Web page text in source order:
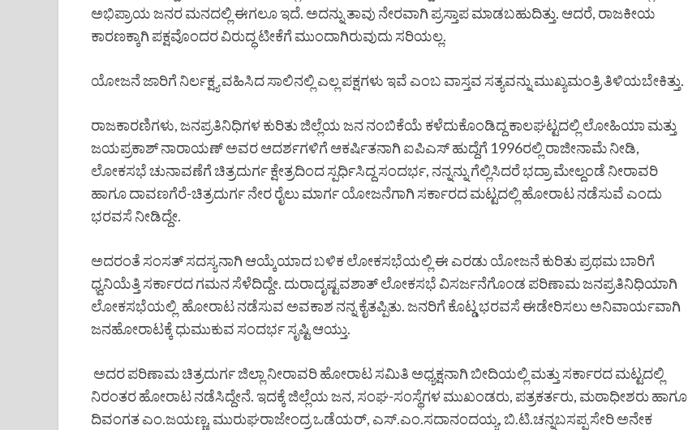
ಅಭಿಪ್ರಾಯ ಜನರ ಮನದಲ್ಲಿ ಈಗಲೂ ಇದೆ. ಅದನ್ನು ತಾವು ನೇರವಾಗಿ ಪ್ರಸ್ತಾಪ ಮಾಡಬಹುದಿತ್ತು. ಆದರೆ, ರಾಜಕೀಯ
ಕಾರಣಕ್ಕಾಗಿ ಪಕ್ಷವೊಂದರ ವಿರುದ್ಧ ಟೀಕೆಗೆ ಮುಂದಾಗಿರುವುದು ಸರಿಯಲ್ಲ.
ಯೋಜನೆ ಜಾರಿಗೆ ನಿರ್ಲಕ್ಷ್ಯ ವಹಿಸಿದ ಸಾಲಿನಲ್ಲಿ ಎಲ್ಲ ಪಕ್ಷಗಳು ಇವೆ ಎಂಬ ವಾಸ್ತವ ಸತ್ಯವನ್ನು ಮುಖ್ಯಮಂತ್ರಿ ತಿಳಿಯಬೇಕಿತ್ತು.
ರಾಜಕಾರಣಿಗಳು, ಜನಪ್ರತಿನಿಧಿಗಳ ಕುರಿತು ಜಿಲ್ಲೆಯ ಜನ ನಂಬಿಕೆಯೆ ಕಳೆದುಕೊಂಡಿದ್ದ ಕಾಲಘಟ್ಟದಲ್ಲಿ ಲೋಹಿಯಾ ಮತ್ತು
ಜಯಪ್ರಕಾಶ್ ನಾರಾಯಣ್ ಅವರ ಆದರ್ಶಗಳಿಗೆ ಆಕರ್ಷಿತನಾಗಿ ಐಪಿಎಸ್ ಹುದ್ದೆಗೆ 1996ರಲ್ಲಿ ರಾಜೀನಾಮೆ ನೀಡಿ,
ಲೋಕಸಭೆ ಚುನಾವಣೆಗೆ ಚಿತ್ರದುರ್ಗ ಕ್ಷೇತ್ರದಿಂದ ಸ್ಪರ್ಧಿಸಿದ್ದ ಸಂದರ್ಭ, ನನ್ನನ್ನು ಗೆಲ್ಲಿಸಿದರೆ ಭದ್ರಾ ಮೇಲ್ದಂಡೆ ನೀರಾವರಿ
ಹಾಗೂ ದಾವಣಗೆರೆ-ಚಿತ್ರದುರ್ಗ ನೇರ ರೈಲು ಮಾರ್ಗ ಯೋಜನೆಗಾಗಿ ಸರ್ಕಾರದ ಮಟ್ಟದಲ್ಲಿ ಹೋರಾಟ ನಡೆಸುವೆ ಎಂದು
ಭರವಸೆ ನೀಡಿದ್ದೇ.
ಅದರಂತೆ ಸಂಸತ್ ಸದಸ್ಯನಾಗಿ ಆಯ್ಕೆಯಾದ ಬಳಿಕ ಲೋಕಸಭೆಯಲ್ಲಿ ಈ ಎರಡು ಯೋಜನೆ ಕುರಿತು ಪ್ರಥಮ ಬಾರಿಗೆ
ಧ್ವನಿಯೆತ್ತಿ ಸರ್ಕಾರದ ಗಮನ ಸೆಳೆದಿದ್ದೇ. ದುರಾದೃಷ್ಟವಶಾತ್ ಲೋಕಸಭೆ ವಿಸರ್ಜನೆಗೊಂಡ ಪರಿಣಾಮ ಜನಪ್ರತಿನಿಧಿಯಾಗಿ
ಲೋಕಸಭೆಯಲ್ಲಿ ಹೋರಾಟ ನಡೆಸುವ ಅವಕಾಶ ನನ್ನ ಕೈತಪ್ಪಿತು. ಜನರಿಗೆ ಕೊಟ್ಡ ಭರವಸೆ ಈಡೇರಿಸಲು ಅನಿವಾರ್ಯವಾಗಿ
ಜನಹೋರಾಟಕ್ಕೆ ಧುಮುಕುವ ಸಂದರ್ಭ ಸೃಷ್ಟಿ ಆಯ್ತು.
ಅದರ ಪರಿಣಾಮ ಚಿತ್ರದುರ್ಗ ಜಿಲ್ಲಾ ನೀರಾವರಿ ಹೋರಾಟ ಸಮಿತಿ ಅಧ್ಯಕ್ಷನಾಗಿ ಬೀದಿಯಲ್ಲಿ ಮತ್ತು ಸರ್ಕಾರದ ಮಟ್ಟದಲ್ಲಿ
ನಿರಂತರ ಹೋರಾಟ ನಡೆಸಿದ್ದೇನೆ. ಇದಕ್ಕೆ ಜಿಲ್ಲೆಯ ಜನ, ಸಂಘ-ಸಂಸ್ಥೆಗಳ ಮುಖಂಡರು, ಪತ್ರಕರ್ತರು, ಮಠಾಧೀಶರು ಹಾಗೂ
ದಿವಂಗತ ಎಂ.ಜಯಣ್ಣ, ಮುರುಘರಾಜೇಂದ್ರ ಒಡೆಯರ್, ಎಸ್.ಎಂ.ಸದಾನಂದಯ್ಯ, ಬಿ.ಟಿ.ಚನ್ನಬಸಪ್ಪ ಸೇರಿ ಅನೇಕ